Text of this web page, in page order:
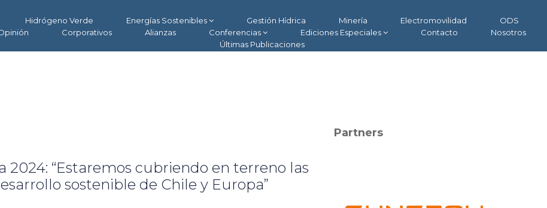
Hidrógeno Verde Energías Sostenibles Gestión Hídrica Minería Electromovilidad
ODS
Corporativos Alianzas Conferencias Ediciones Especiales Contacto
Nosotros
Últimas Publicaciones
“Estaremos cubriendo en terreno las
sostenible de Chile y Europa”
Partners